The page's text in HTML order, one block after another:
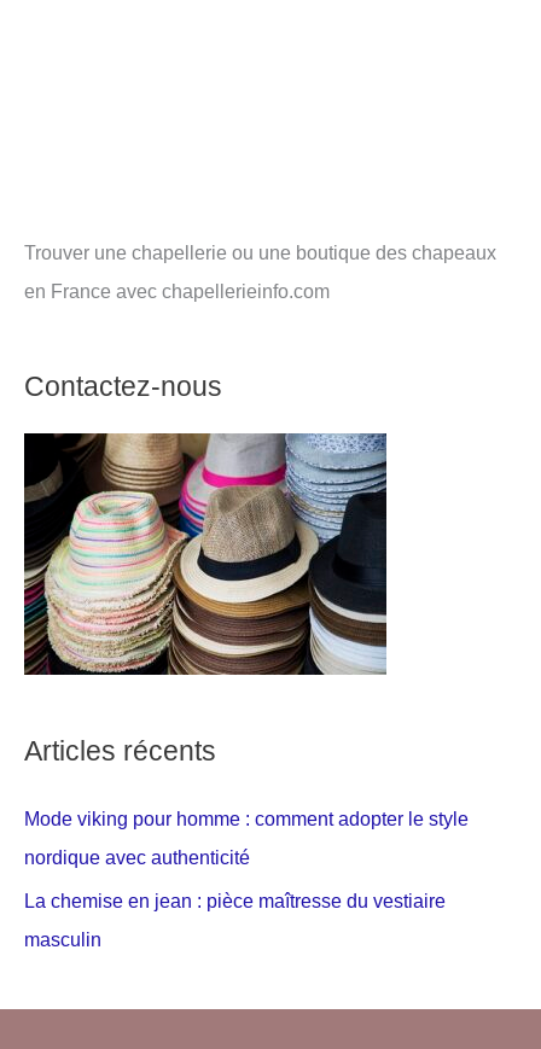
Trouver une chapellerie ou une boutique des chapeaux
en France avec chapellerieinfo.com
Contactez-nous
Articles récents
Mode viking pour homme : comment adopter le style
nordique avec authenticité
La chemise en jean : pièce maîtresse du vestiaire
masculin